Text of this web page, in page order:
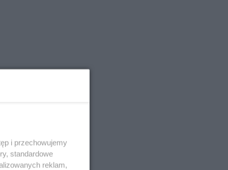
i przechowujemy
standardowe
reklam,